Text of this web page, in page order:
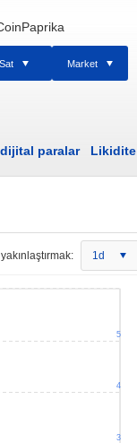
Sat Market
paralar Likidite
yakınlaştırmak: 1d
3
4
5